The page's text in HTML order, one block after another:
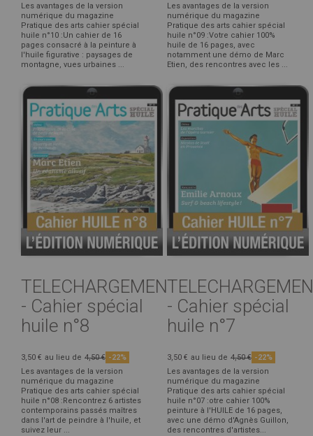
Les avantages de la version
numérique du magazine
Pratique des arts cahier spécial
huile n°10 :Un cahier de 16
pages consacré à la peinture à
l'huile figurative : paysages de
montagne, vues urbaines ...
Les avantages de la version
numérique du magazine
Pratique des arts cahier spécial
huile n°09 :Votre cahier 100%
huile de 16 pages, avec
notamment une démo de Marc
Etien, des rencontres avec les ...
TELECHARGEMENT
- Cahier spécial
huile n°8
3,50 € au lieu de 4,50 € -22%
Les avantages de la version
numérique du magazine
Pratique des arts cahier spécial
huile n°08 :Rencontrez 6 artistes
contemporains passés maîtres
dans l'art de peindre à l'huile, et
suivez leur ...
- Cahier spécial
huile n°7
3,50 € au lieu de 4,50 € -22%
Les avantages de la version
numérique du magazine
Pratique des arts cahier spécial
huile n°07 :otre cahier 100%
peinture à l'HUILE de 16 pages,
avec une démo d'Agnès Guillon,
des rencontres d'artistes...